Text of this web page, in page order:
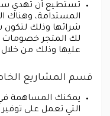
تستطيع أن تهدي
المستدامة، وهناك
شرائها وذلك لتكون
لك المتجر خصومات
عليها وذلك من
قسم المشاريع
يمكنك المساهمة في
التي تعمل على